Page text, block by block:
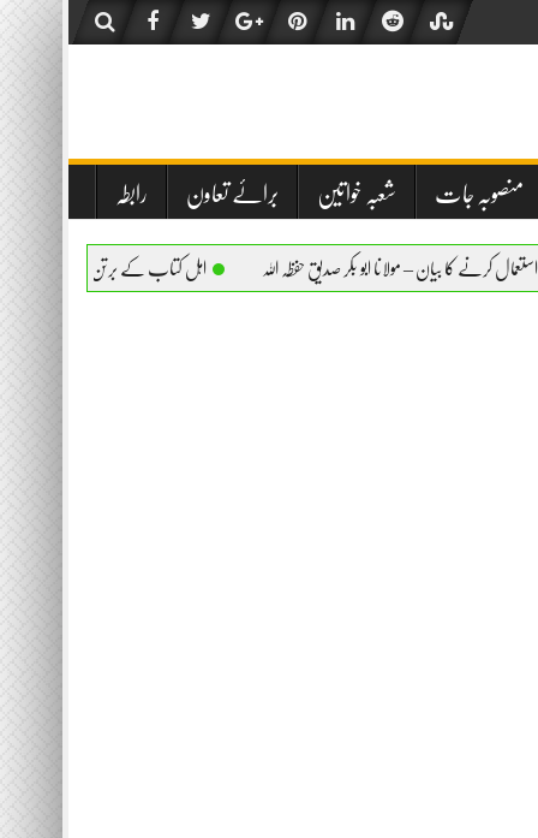
منصوبہ جات شعبہ خواتین برائے تعاون رابطہ
– مولانا ابو بکر صدیق حفظہ اللہ اہل کتاب کے برتن استعمال کرنے کا بیان – مولانا